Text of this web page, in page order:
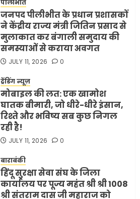
JUNE 1, 2026 0
अमेरिका ने फिर से ईरान को युद्ध
समाप्त करने के लिए भेजी अपनी 5
MAY 18, 2026
भारत-अमेरिका व्यापार समझौता
ट्रंप ने किया एलान
FEBRUARY 3, 2026
पीलीभीत
जनपद पीलीभीत के प्रधान प्रशासकों
ने केंद्रीय राज्य मंत्री जितिन प्रसाद से
मुलाकात कर बंगाली समुदाय की
समस्याओं से कराया अवगत
JULY 11, 2026 0
ट्रेंडिंग न्यूज़
मोबाइल की लत: एक खामोश
घातक बीमारी, जो धीरे-धीरे इंसान,
रिश्ते और भविष्य सब कुछ निगल
रही है!
JULY 11, 2026 0
बाराबंकी
हिंदू सुरक्षा सेवा संघ के जिला
कार्यालय पर पूज्य महंत श्री श्री 1008
श्री संतराम दास जी महाराज को